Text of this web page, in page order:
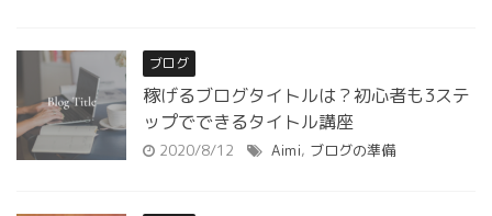
ブログ
稼げるブログタイトルは？初心者も3ステ
ップでできるタイトル講座
2020/8/12 Aimi, ブログの準備